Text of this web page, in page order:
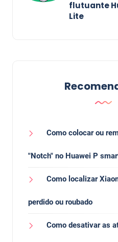
flutuante
Lite
Como colocar ou
"Notch" no Huawei P
Como localizar
perdido ou roubado
Como desativar as